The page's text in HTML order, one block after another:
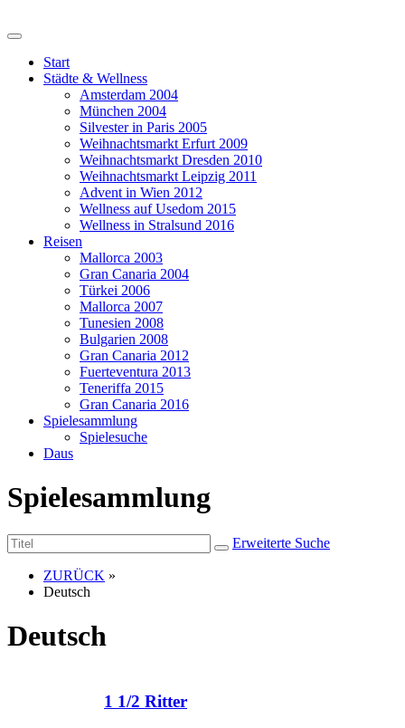
Start
Städte & Wellness
Amsterdam 2004
München 2004
Silvester in Paris 2005
Weihnachtsmarkt Erfurt 2009
Weihnachtsmarkt Dresden 2010
Weihnachtsmarkt Leipzig 2011
Advent in Wien 2012
Wellness auf Usedom 2015
Wellness in Stralsund 2016
Reisen
Mallorca 2003
Gran Canaria 2004
Türkei 2006
Mallorca 2007
Tunesien 2008
Bulgarien 2008
Gran Canaria 2012
Fuerteventura 2013
Teneriffa 2015
Gran Canaria 2016
Spielesammlung
Spielesuche
Daus
Spielesammlung
Erweiterte Suche
ZURÜCK »
Deutsch
Deutsch
1 1/2 Ritter